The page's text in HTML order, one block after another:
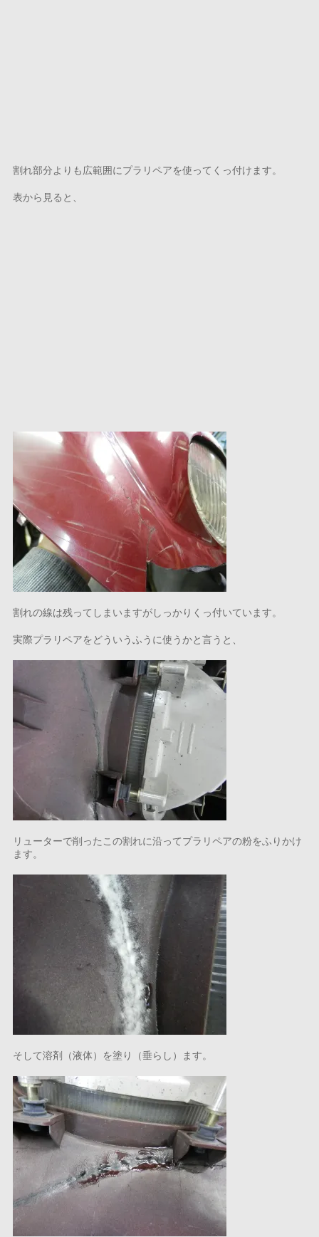
割れ部分よりも広範囲にプラリペアを使ってくっ付けます。
表から見ると、
割れの線は残ってしまいますがしっかりくっ付いています。
実際プラリペアをどういうふうに使うかと言うと、
リューターで削ったこの割れに沿ってプラリペアの粉をふりかけ
ます。
そして溶剤（液体）を塗り（垂らし）ます。